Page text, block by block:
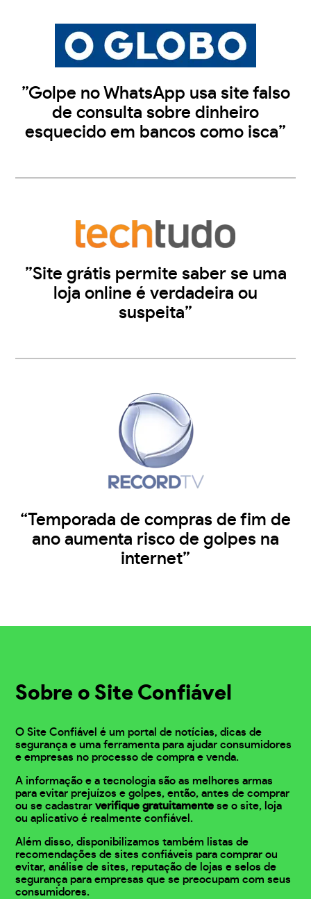
”Golpe no WhatsApp usa site falso
de consulta sobre dinheiro
esquecido em bancos como isca”
”Site grátis permite saber se uma
loja online é verdadeira ou
suspeita”
“Temporada de compras de fim de
ano aumenta risco de golpes na
internet”
Sobre o Site Confiável
O Site Confiável é um portal de notícias, dicas de
segurança e uma ferramenta para ajudar consumidores
e empresas no processo de compra e venda.
A informação e a tecnologia são as melhores armas
para evitar prejuízos e golpes, então, antes de comprar
ou se cadastrarverifique gratuitamente se o site, loja
ou aplicativo é realmente confiável.
Além disso, disponibilizamos também listas de
recomendações de sites confiáveis para comprar ou
evitar, análise de sites, reputação de lojas e selos de
segurança para empresas que se preocupam com seus
consumidores.